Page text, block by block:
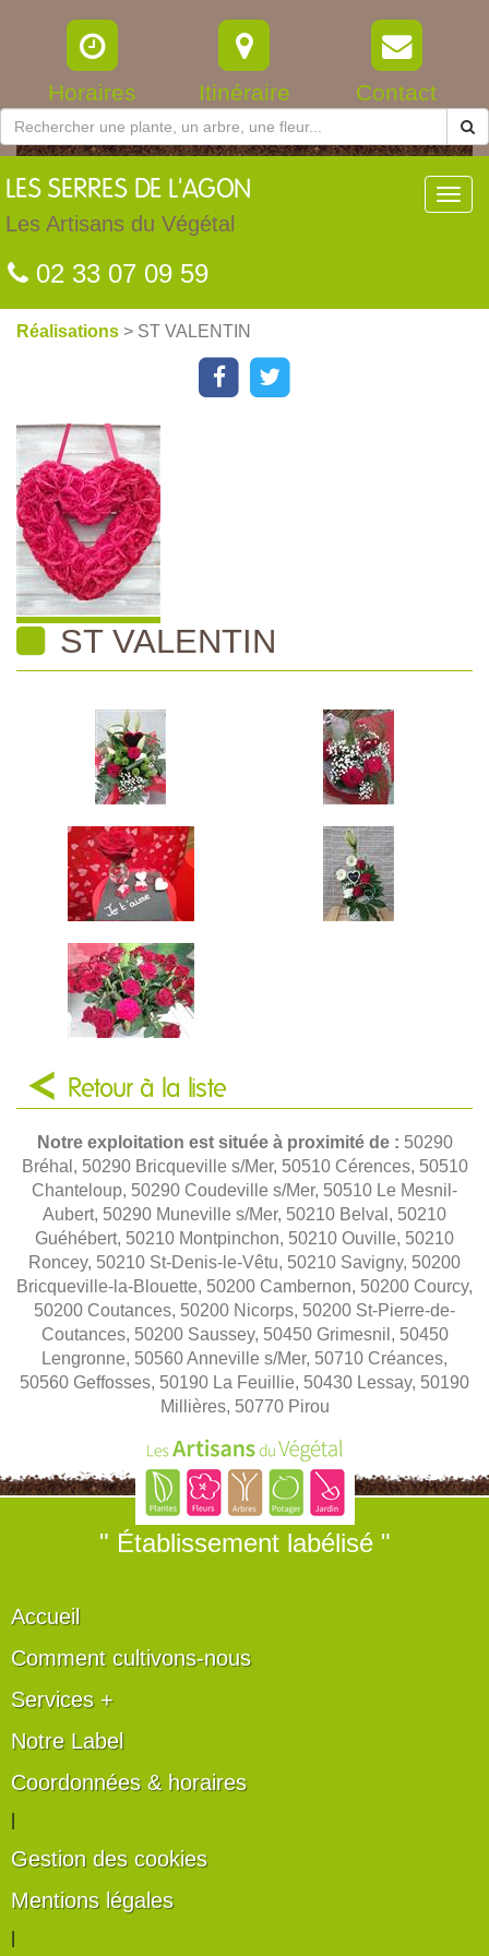
Horaires Itinéraire Contact
LES SERRES DE L'AGON
Les Artisans du Végétal
02 33 07 09 59
Réalisations > ST VALENTIN
ST VALENTIN
Retour à la liste
Notre exploitation est située à proximité de : 50290
Bréhal, 50290 Bricqueville s/Mer, 50510 Cérences, 50510
Chanteloup, 50290 Coudeville s/Mer, 50510 Le Mesnil-
Aubert, 50290 Muneville s/Mer, 50210 Belval, 50210
Guéhébert, 50210 Montpinchon, 50210 Ouville, 50210
Roncey, 50210 St-Denis-le-Vêtu, 50210 Savigny, 50200
Bricqueville-la-Blouette, 50200 Cambernon, 50200 Courcy,
50200 Coutances, 50200 Nicorps, 50200 St-Pierre-de-
Coutances, 50200 Saussey, 50450 Grimesnil, 50450
Lengronne, 50560 Anneville s/Mer, 50710 Créances,
50560 Geffosses, 50190 La Feuillie, 50430 Lessay, 50190
Millières, 50770 Pirou
" Établissement labélisé "
Accueil
Comment cultivons-nous
Services +
Notre Label
Coordonnées & horaires
Gestion des cookies
Mentions légales